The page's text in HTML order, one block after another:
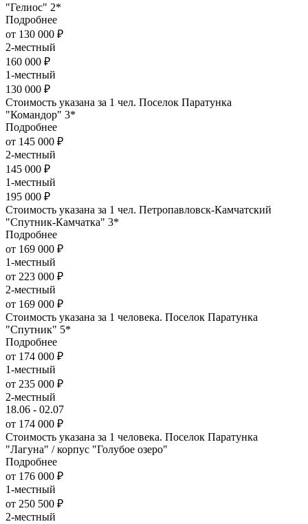
"Гелиос" 2*
Подробнее
от 130 000 ₽
2-местный
160 000 ₽
1-местный
130 000 ₽
Стоимость указана за 1 чел. Поселок Паратунка
"Командор" 3*
Подробнее
от 145 000 ₽
2-местный
145 000 ₽
1-местный
195 000 ₽
Стоимость указана за 1 чел. Петропавловск-Камчатский
"Спутник-Камчатка" 3*
Подробнее
от 169 000 ₽
1-местный
от 223 000 ₽
2-местный
от 169 000 ₽
Стоимость указана за 1 человека. Поселок Паратунка
"Спутник" 5*
Подробнее
от 174 000 ₽
1-местный
от 235 000 ₽
2-местный
18.06 - 02.07
от 174 000 ₽
Стоимость указана за 1 человека. Поселок Паратунка
"Лагуна" / корпус "Голубое озеро"
Подробнее
от 176 000 ₽
1-местный
от 250 500 ₽
2-местный